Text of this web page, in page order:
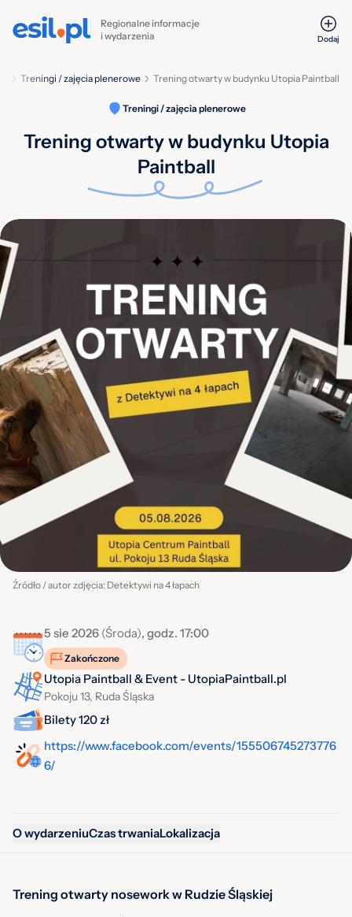
Regionalne informacje
i wydarzenia
Dodaj
Trening otwarty w budynku Utopia Paintball
Treningi / zajęcia plenerowe
Treningi / zajęcia plenerowe
Trening otwarty w budynku Utopia
Paintball
Źródło / autor zdjęcia: Detektywi na 4 łapach
5 sie 2026 (Środa), godz. 17:00
Zakończone
Utopia Paintball & Event - UtopiaPaintball.pl
Pokoju 13, Ruda Śląska
Bilety 120 zł
https://www.facebook.com/events/155506745273776
6/
O wydarzeniuCzas trwaniaLokalizacja
Trening otwarty nosework w Rudzie Śląskiej